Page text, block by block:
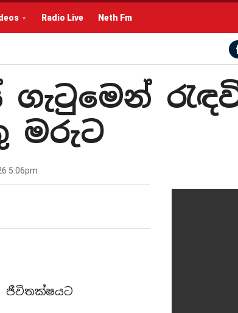
Radio Live Neth Fm
මරුට
5:06pm
ජීවිතක්ෂයට